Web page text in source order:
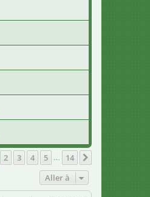
sur14
2 3 4 5 14
Aller à